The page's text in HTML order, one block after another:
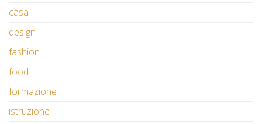
casa
design
fashion
food
formazione
istruzione